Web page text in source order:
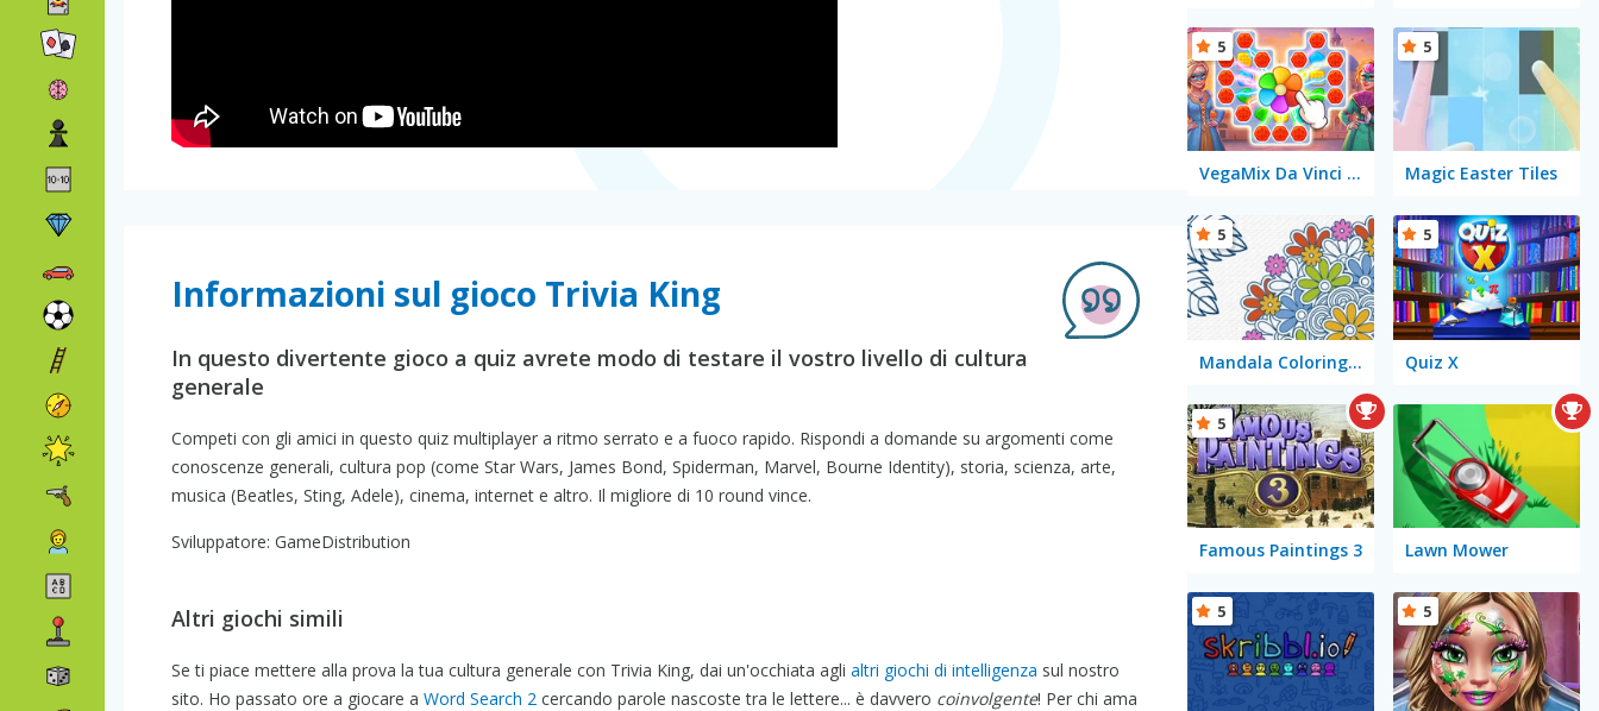
Informazioni sul gioco Trivia King
In questo divertente gioco a quiz avrete modo di testare il vostro livello di cultura
generale
Competi con gli amici in questo quiz multiplayer a ritmo serrato e a fuoco rapido. Rispondi a domande su argomenti come
conoscenze generali, cultura pop (come Star Wars, James Bond, Spiderman, Marvel, Bourne Identity), storia, scienza, arte,
musica (Beatles, Sting, Adele), cinema, internet e altro. Il migliore di 10 round vince.
Sviluppatore: GameDistribution
Altri giochi simili
Se ti piace mettere alla prova la tua cultura generale con Trivia King, dai un'occhiata agli altri giochi di intelligenza sul nostro
sito. Ho passato ore a giocare a Word Search 2 cercando parole nascoste tra le lettere... è davvero coinvolgente! Per chi ama
VegaMix Da Vinci Puzzles
5
Magic Easter Tiles
5
Mandala Coloring Book
5
Quiz X
5
Famous Paintings 3
5
Lawn Mower
5 5